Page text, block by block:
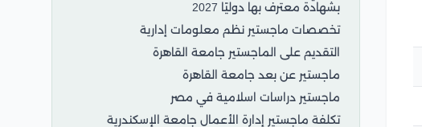
بشهادة معترف بها دوليًا 2027
تخصصات ماجستير نظم معلومات إدارية
التقديم على الماجستير جامعة القاهرة
ماجستير عن بعد جامعة القاهرة
ماجستير دراسات اسلامية في مصر
تكلفة ماجستير إدارة الأعمال جامعة الإسكندرية